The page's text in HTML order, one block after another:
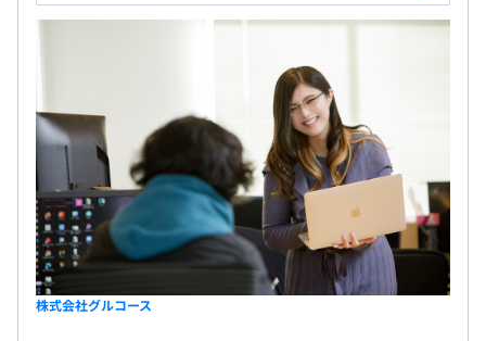
株式会社グルコース